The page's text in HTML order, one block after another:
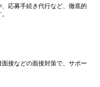
応募手続き代行など、徹底的
接などの面接対策で、サポー